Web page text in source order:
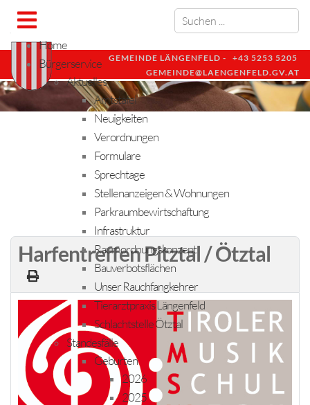
GEMEINDE LÄNGENFELD - +43 5253 5205
GEMEINDE@LAENGENFELD.GV.AT
Home
Bürgerservice
Aktuelles
Amtstafel
Neuigkeiten
Verordnungen
Formulare
Sprechtage
Stellenanzeigen & Wohnungen
Parkraumbewirtschaftung
Infrastruktur
Raumordnungskonzept
Bauverbotsflächen
Unser Rauchfangkehrer
Tierarztpraxis Längenfeld
Schlachtstelle Ötztal
Standesfälle
Geburten
2026
2025
Harfentreffen Pitztal / Ötztal